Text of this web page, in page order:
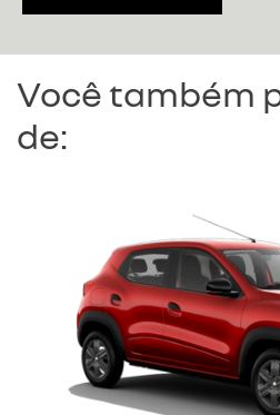
Você também
de: